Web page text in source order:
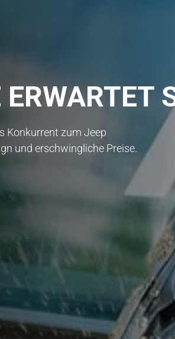
Konkurrent zum Jeep
und erschwingliche Preise.